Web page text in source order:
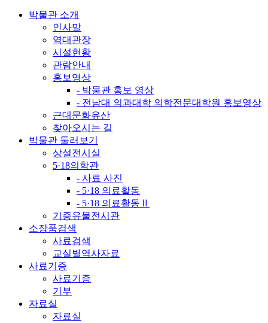
박물관 소개
인사말
역대관장
시설현황
관람안내
홍보영상
- 박물관 홍보 영상
- 전남대 의과대학 의학전문대학원 홍보영상
근대문화유산
찾아오시는 길
박물관 둘러보기
상설전시실
5·18의학관
- 사료 사진
- 5·18 의료활동
- 5·18 의료활동Ⅱ
기증유물전시관
소장품검색
사료검색
교실별역사자료
사료기증
사료기증
기부
자료실
자료실